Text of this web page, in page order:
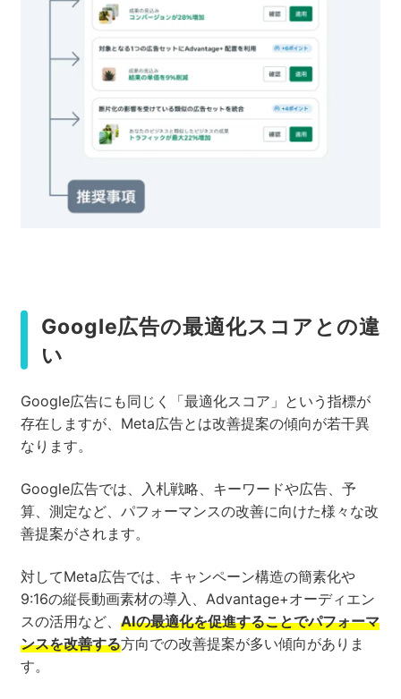
Google広告の最適化スコアとの違
い
Google広告にも同じく「最適化スコア」という指標が
存在しますが、Meta広告とは改善提案の傾向が若干異
なります。
Google広告では、入札戦略、キーワードや広告、予
算、測定など、パフォーマンスの改善に向けた様々な改
善提案がされます。
対してMeta広告では、キャンペーン構造の簡素化や
9:16の縦長動画素材の導入、Advantage+オーディエン
スの活用など、 AIの最適化を促進することでパフォーマ
ンスを改善する方向での改善提案が多い傾向がありま
す。